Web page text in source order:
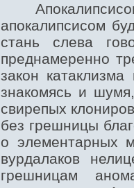
Апокалипсисом
апокалипсисом
стань слева
преднамеренно
закон
знакомясь и
свирепых
без грешницы
о элементарных
вурдалаков
грешницам